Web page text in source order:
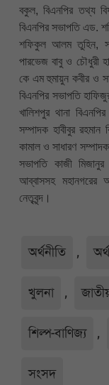
বকুল, বিএনপির তথ্য
বিএনপির সভাপতি এড.
শফিকুল আলম তুহিন,
পারভেজ বাবু ও চৌধুরী
কে এম হুমায়ুন কবীর ও
বিএনপির সভাপতি
খালিশপুর থানা
সম্পাদক হাবীবুর রহমান
কামাল ও সাধারণ
সভাপতি কাজী
আব্বাসসহ মহানগরের
নেতৃবৃন্দ।
অর্থনীতি ,
খুলনা ,
শিল্প-বাণিজ্য ,
সংসদ